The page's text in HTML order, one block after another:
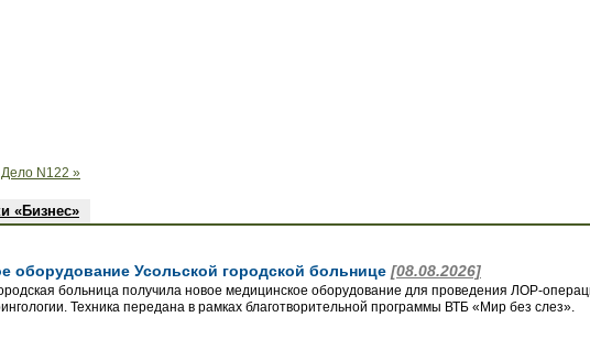
N122 »
«Бизнес»
оборудование Усольской городской больнице [08.08.2026]
больница получила новое медицинское оборудование для проведения ЛОР-
Техника передана в рамках благотворительной программы ВТБ «Мир без слез».